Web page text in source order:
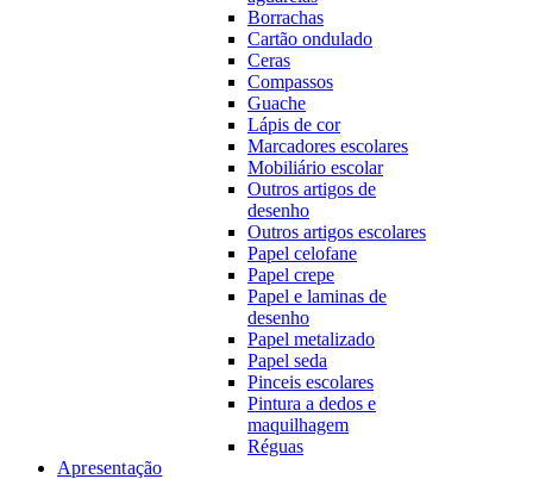
Borrachas
Cartão ondulado
Ceras
Compassos
Guache
Lápis de cor
Marcadores escolares
Mobiliário escolar
Outros artigos de
desenho
Outros artigos escolares
Papel celofane
Papel crepe
Papel e laminas de
desenho
Papel metalizado
Papel seda
Pinceis escolares
Pintura a dedos e
maquilhagem
Réguas
Apresentação